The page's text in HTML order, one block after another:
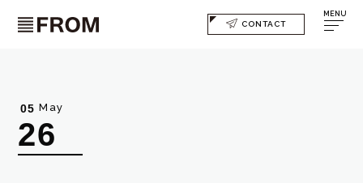
CONTACT
MENU
05 May
26